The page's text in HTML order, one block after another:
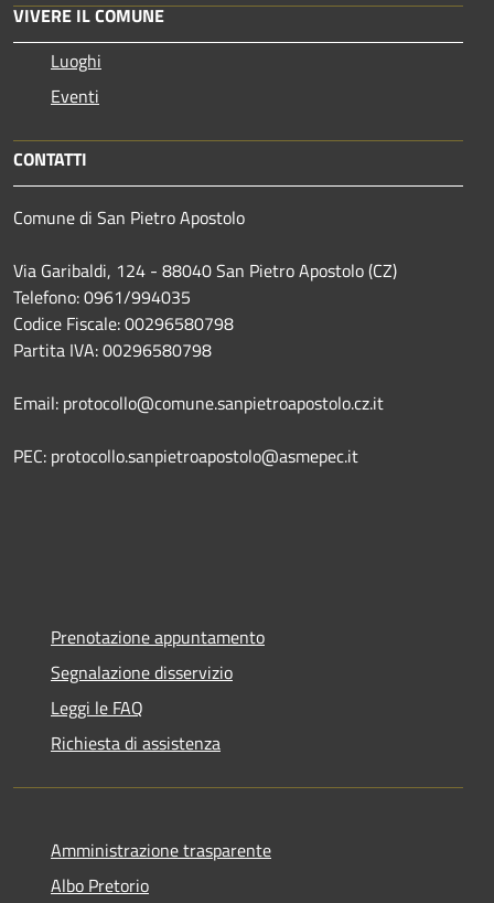
VIVERE IL COMUNE
Luoghi
Eventi
CONTATTI
Comune di San Pietro Apostolo
Via Garibaldi, 124 - 88040 San Pietro Apostolo (CZ)
Telefono: 0961/994035
Codice Fiscale: 00296580798
Partita IVA: 00296580798
Email: protocollo@comune.sanpietroapostolo.cz.it
PEC: protocollo.sanpietroapostolo@asmepec.it
Prenotazione appuntamento
Segnalazione disservizio
Leggi le FAQ
Richiesta di assistenza
Amministrazione trasparente
Albo Pretorio